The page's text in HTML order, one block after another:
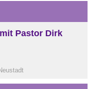
Pastor Dirk